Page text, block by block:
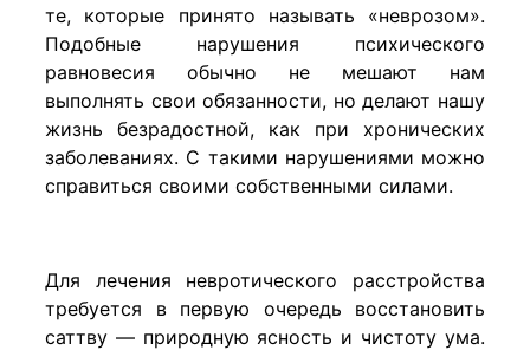
те, которые принято называть «неврозом».
Подобные нарушения психического
равновесия обычно не мешают нам
выполнять свои обязанности, но делают нашу
жизнь безрадостной, как при хронических
заболеваниях. С такими нарушениями можно
справиться своими собственными силами.
Для лечения невротического расстройства
требуется в первую очередь восстановить
саттву — природную ясность и чистоту ума.